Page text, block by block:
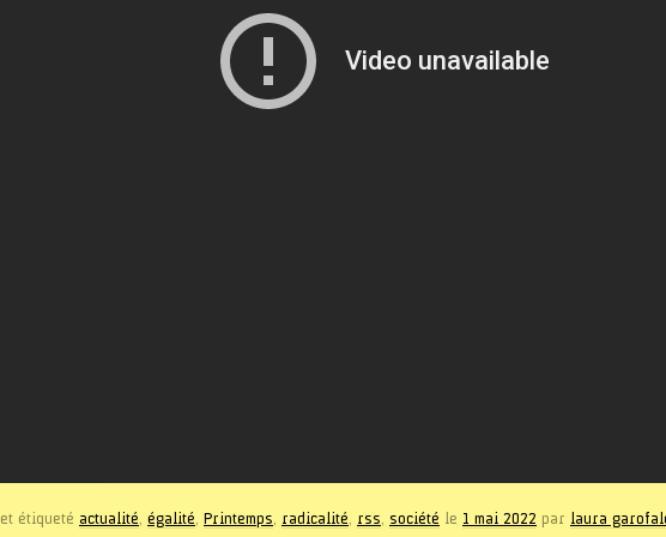
et étiqueté actualité, égalité, Printemps, radicalité, rss, société le 1 mai 2022 par laura